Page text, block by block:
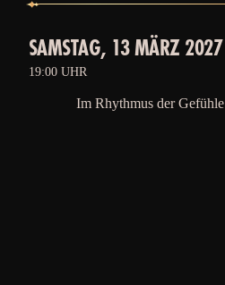
SAMSTAG, 13 MÄRZ 2027
19:00 UHR
Im Rhythmus der Gefühle